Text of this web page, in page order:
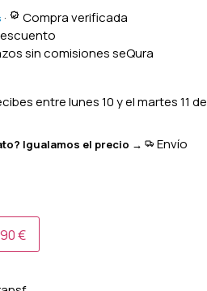
·
Compra verificada
sin comisionesseQura
entrelunes 10 y el martes 11 de
Igualamos el precio →
Envío
€